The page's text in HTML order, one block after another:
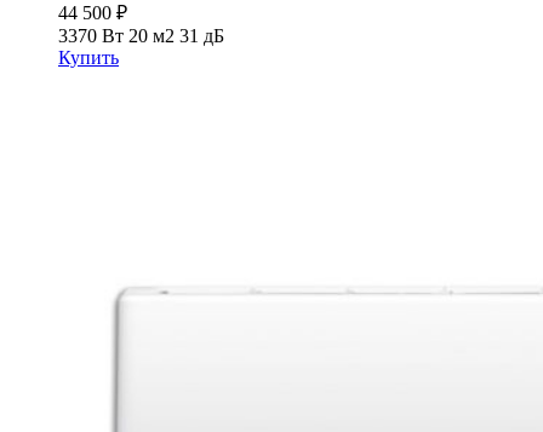
44 500 ₽
3370 Вт 20 м2 31 дБ
Купить